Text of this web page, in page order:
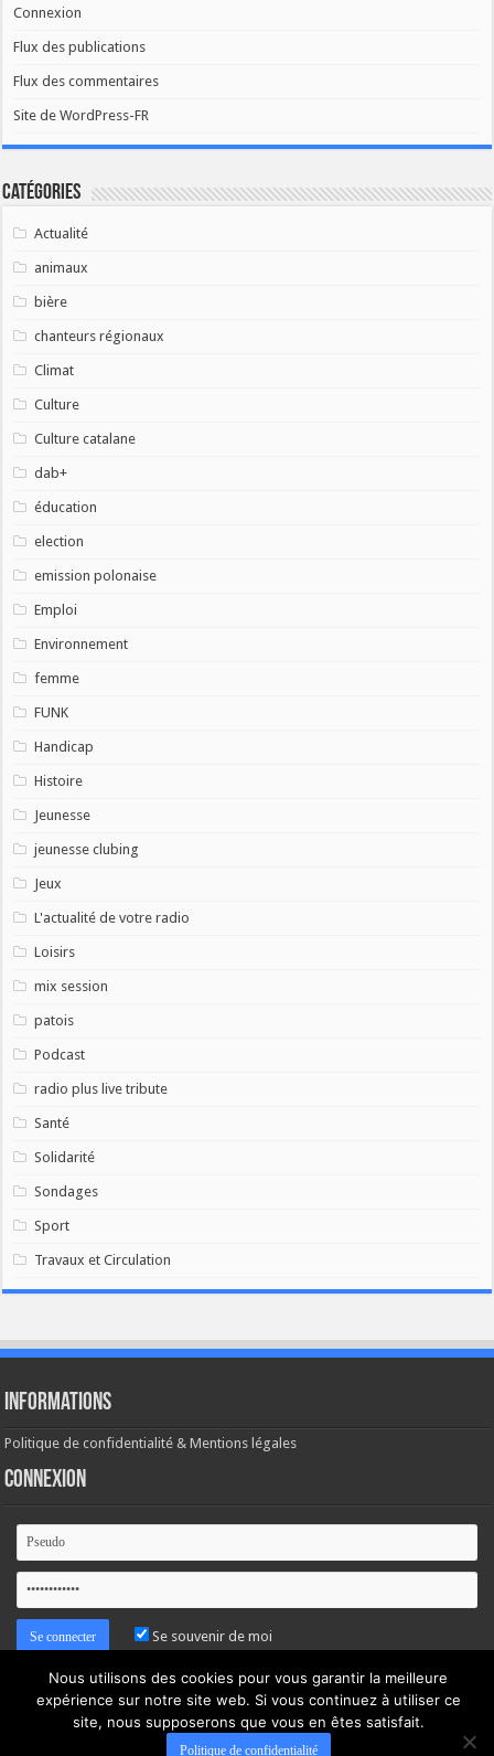
Connexion
Flux des publications
Flux des commentaires
Site de WordPress-FR
Catégories
Actualité
animaux
bière
chanteurs régionaux
Climat
Culture
Culture catalane
dab+
éducation
election
emission polonaise
Emploi
Environnement
femme
FUNK
Handicap
Histoire
Jeunesse
jeunesse clubing
Jeux
L'actualité de votre radio
Loisirs
mix session
patois
Podcast
radio plus live tribute
Santé
Solidarité
Sondages
Sport
Travaux et Circulation
Informations
Politique de confidentialité & Mentions légales
Connexion
Se souvenir de moi
Mot de passe oublié ?
Nous utilisons des cookies pour vous garantir la meilleure
expérience sur notre site web. Si vous continuez à utiliser ce
site, nous supposerons que vous en êtes satisfait.
Politique de confidentialité